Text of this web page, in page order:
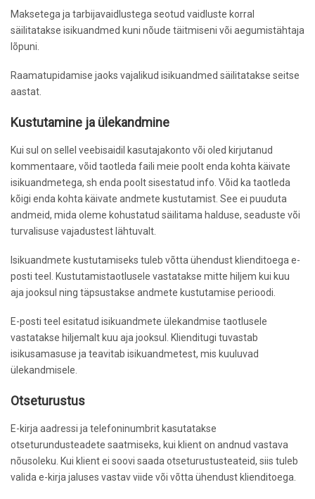
Maksetega ja tarbijavaidlustega seotud vaidluste korral
säilitatakse isikuandmed kuni nõude täitmiseni või aegumistähtaja
lõpuni.
Raamatupidamise jaoks vajalikud isikuandmed säilitatakse seitse
aastat.
Kustutamine ja ülekandmine
Kui sul on sellel veebisaidil kasutajakonto või oled kirjutanud
kommentaare, võid taotleda faili meie poolt enda kohta käivate
isikuandmetega, sh enda poolt sisestatud info. Võid ka taotleda
kõigi enda kohta käivate andmete kustutamist. See ei puuduta
andmeid, mida oleme kohustatud säilitama halduse, seaduste või
turvalisuse vajadustest lähtuvalt.
Isikuandmete kustutamiseks tuleb võtta ühendust klienditoega e-
posti teel. Kustutamistaotlusele vastatakse mitte hiljem kui kuu
aja jooksul ning täpsustakse andmete kustutamise perioodi.
E-posti teel esitatud isikuandmete ülekandmise taotlusele
vastatakse hiljemalt kuu aja jooksul. Klienditugi tuvastab
isikusamasuse ja teavitab isikuandmetest, mis kuuluvad
ülekandmisele.
Otseturustus
E-kirja aadressi ja telefoninumbrit kasutatakse
otseturundusteadete saatmiseks, kui klient on andnud vastava
nõusoleku. Kui klient ei soovi saada otseturustusteateid, siis tuleb
valida e-kirja jaluses vastav viide või võtta ühendust klienditoega.